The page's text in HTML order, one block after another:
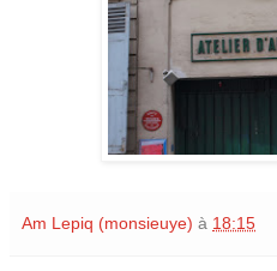
Am Lepiq (monsieuye) à 18:15